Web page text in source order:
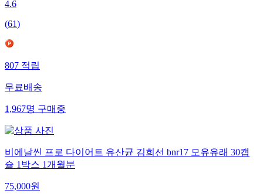
4.6
(61)
807적립
무료배송
1,967명구매중
비에날씬 프로 다이어트 유산균 김희선 bnr17 모유유래 30캡
슐 1박스 1개월분
75,000원